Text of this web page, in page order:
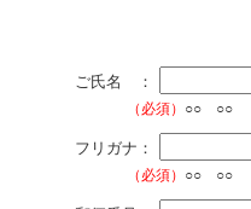
ご氏名 ：
（必須） ○○ ○○
フリガナ：
（必須） ○○ ○○